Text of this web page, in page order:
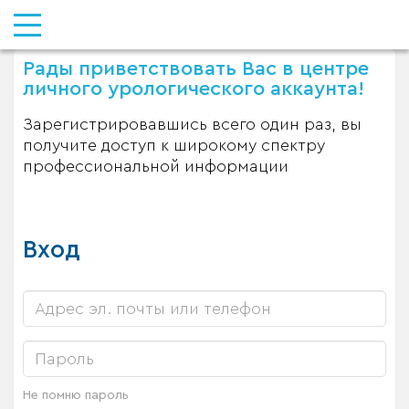
Рады приветствовать Вас в центре
личного урологического аккаунта!
Зарегистрировавшись всего один раз, вы
получите доступ к широкому спектру
профессиональной информации
Вход
Не помню пароль